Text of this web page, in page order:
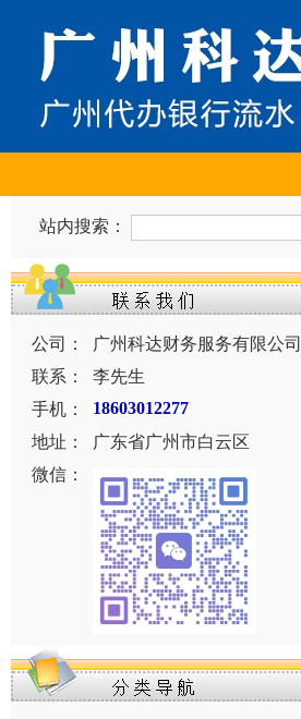
站内搜索：
公司：
广州科达财务服务有限公司
联系：
李先生
手机：
18603012277
地址：
广东省广州市白云区
微信：